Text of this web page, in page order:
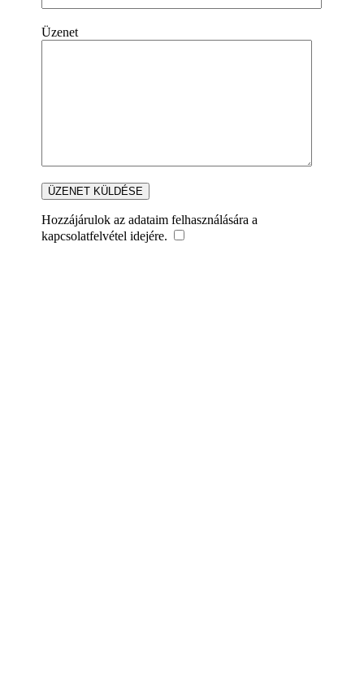
Üzenet
Hozzájárulok az adataim felhasználására a
kapcsolatfelvétel idejére.